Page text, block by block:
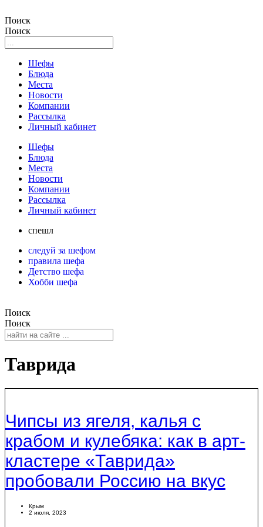
Поиск
Поиск
Шефы
Блюда
Места
Новости
Компании
Рассылка
Личный кабинет
Шефы
Блюда
Места
Новости
Компании
Рассылка
Личный кабинет
спешл
следуй за шефом
правила шефа
Детство шефа
Хобби шефа
Поиск
Поиск
Таврида
Чипсы из ягеля, калья с
крабом и кулебяка: как в арт-
кластере «Таврида»
пробовали Россию на вкус
Крым
2 июля, 2023